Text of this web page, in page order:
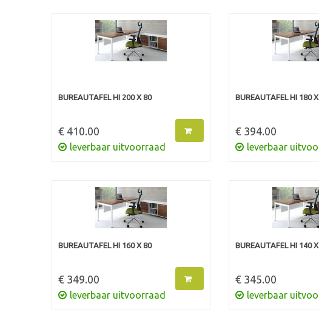
BUREAUTAFEL HI 200 X 80
€ 410.00
leverbaar uitvoorraad
BUREAUTAFEL HI 180
€ 394.00
leverbaar
BUREAUTAFEL HI 160 X 80
€ 349.00
leverbaar uitvoorraad
BUREAUTAFEL HI 140
€ 345.00
leverbaar